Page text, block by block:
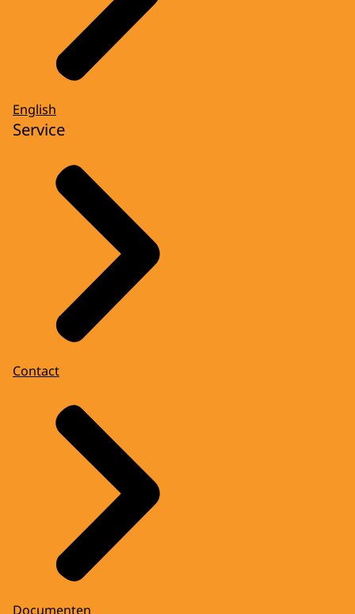
English
Service
Contact
Documenten